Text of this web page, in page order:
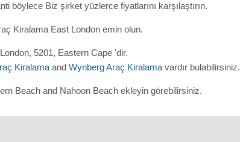
böylece Biz şirket yüzlerce fiyatlarını karşılaştırın.
Kiralama East London emin olun.
5201, Eastern Cape 'dir.
Kiralama and Wynberg Araç Kiralama vardır bulabilirsiniz.
Beach and Nahoon Beach ekleyin görebilirsiniz.